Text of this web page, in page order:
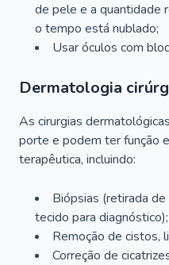
de pele e a quantidade
o tempo está nublado;
Usar óculos com
Dermatologia
As cirurgias
porte e podem ter função
terapêutica, incluindo:
Biópsias (retirada
tecido para diagnóstico);
Remoção de cistos,
Correção de